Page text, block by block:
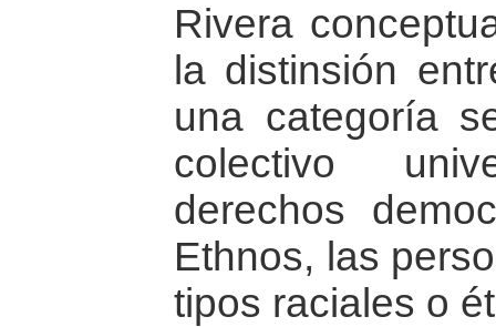
Rivera
la distinsión
una categoría
colectivo
derechos
Ethnos, las
tipos raciales o